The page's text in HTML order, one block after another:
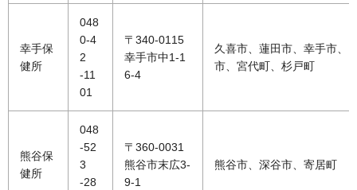
幸手保
健所
048
0-4
2
-11
01
〒340-0115
幸手市中1-1
6-4
久喜市、蓮田市、幸手市、
市、宮代町、杉戸町
熊谷保
健所
048
-52
3
-28
〒360-0031
熊谷市末広3-
9-1
熊谷市、深谷市、寄居町